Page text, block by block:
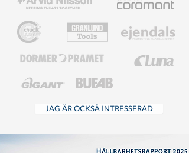
JAG ÄR OCKSÅ INTRESSERAD